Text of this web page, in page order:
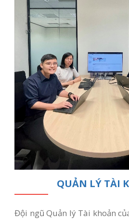
QUẢN LÝ TÀI
Đội ngũ Quản lý Tài khoản